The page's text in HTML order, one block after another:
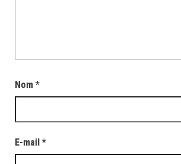
Nom *
E-mail *